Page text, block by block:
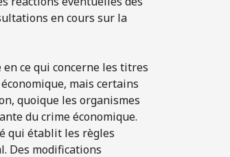
en cours sur la
en ce qui concerne les titres
mais certains
quoique les organismes
du crime économique.
qui établit les règles
Des modifications